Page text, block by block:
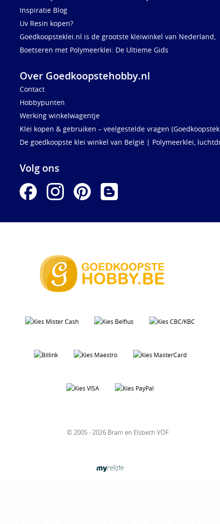
Inspiratie Blog
Uv Resin kopen?
Goedkoopsteklei.nl is de grootste kleiwinkel van Nederland,
Boetseren met Polymeerklei: De Ultieme Gids
Over Goedkoopstehobby.nl
Contact
Hobbypunten
Werking winkelwagentje
Klei kopen & gebruiken – veelgestelde vragen
De goedkoopste klei winkel van België | Polymeerklei,
Volg ons
© 2005 - 2026 Bram en Elsbeth VOF